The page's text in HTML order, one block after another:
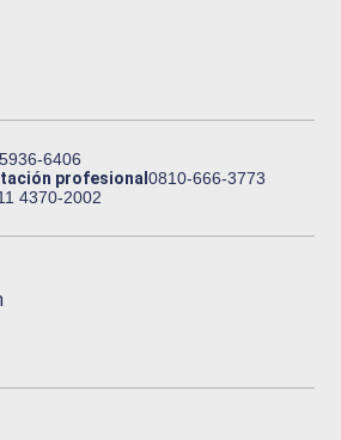
6406
profesional0810-666-3773
4370-2002